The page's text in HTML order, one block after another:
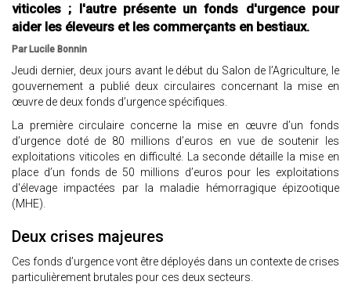
viticoles ; l'autre présente un fonds d'urgence pour
aider les éleveurs et les commerçants en bestiaux.
Par Lucile Bonnin
Jeudi dernier, deux jours avant le début du Salon de l’Agriculture, le
gouvernement a publié deux circulaires concernant la mise en
œuvre de deux fonds d’urgence spécifiques.
La première circulaire concerne la mise en œuvre d’un fonds
d’urgence doté de 80 millions d’euros en vue de soutenir les
exploitations viticoles en difficulté. La seconde détaille la mise en
place d’un fonds de 50 millions d’euros pour les exploitations
d'élevage impactées par la maladie hémorragique épizootique
(MHE).
Deux crises majeures
Ces fonds d’urgence vont être déployés dans un contexte de crises
particulièrement brutales pour ces deux secteurs.